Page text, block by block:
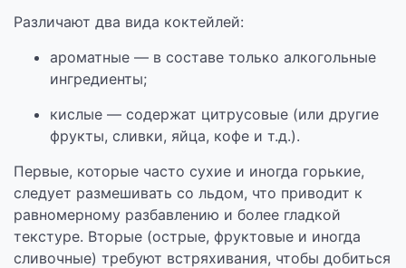
Различают два вида коктейлей:
ароматные — в составе только алкогольные
ингредиенты;
кислые — содержат цитрусовые (или другие
фрукты, сливки, яйца, кофе и т.д.).
Первые, которые часто сухие и иногда горькие,
следует размешивать со льдом, что приводит к
равномерному разбавлению и более гладкой
текстуре. Вторые (острые, фруктовые и иногда
сливочные) требуют встряхивания, чтобы добиться